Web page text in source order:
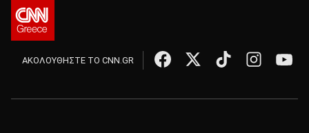
ΑΚΟΛΟΥΘΗΣΤΕ ΤΟ CNN.GR